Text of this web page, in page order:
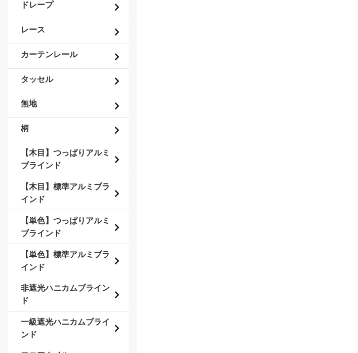
ドレープ
レース
カーテンレール
タッセル
無地
柄
【木目】つっぱりアルミ
ブラインド
【木目】標準アルミブラ
インド
【単色】つっぱりアルミ
ブラインド
【単色】標準アルミブラ
インド
非遮光ハニカムブライン
ド
一級遮光ハニカムブライ
ンド